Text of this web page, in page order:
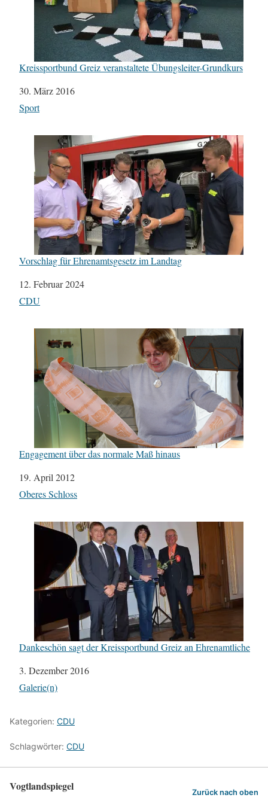
Kreissportbund Greiz veranstaltete Übungsleiter-Grundkurs
Datum
30. März 2016
In Bezug auf
Sport
Vorschlag für Ehrenamtsgesetz im Landtag
Datum
12. Februar 2024
In Bezug auf
CDU
Engagement über das normale Maß hinaus
Datum
19. April 2012
In Bezug auf
Oberes Schloss
Dankeschön sagt der Kreissportbund Greiz an Ehrenamtliche
Datum
3. Dezember 2016
In Bezug auf
Galerie(n)
Kategorien: CDU
Schlagwörter: CDU
Vogtlandspiegel Zurück nach oben